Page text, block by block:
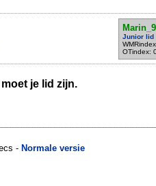
Junior lid
OTindex:
je lid zijn.
- Normale versie